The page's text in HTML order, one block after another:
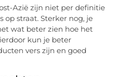
Azië zijn niet per definitie
op straat. Sterker nog, je
wat beter zien hoe het
kun je beter
vers zijn en goed